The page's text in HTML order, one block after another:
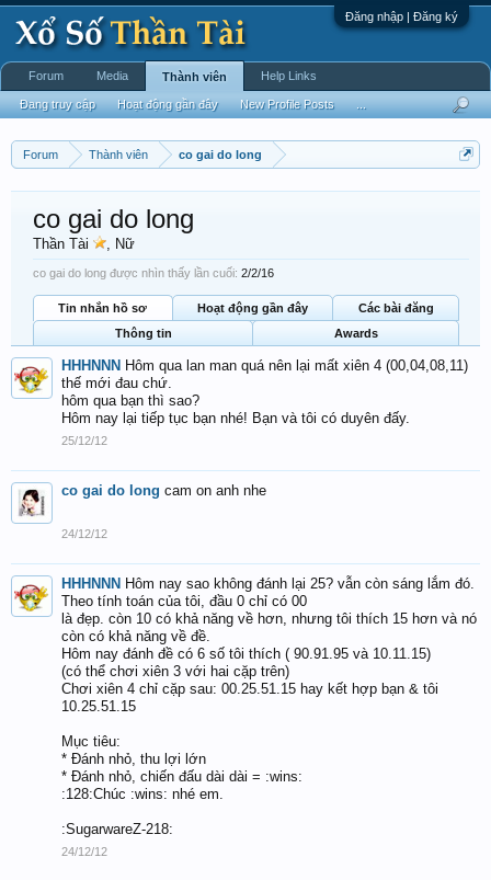
Đăng nhập | Đăng ký
Forum Thành viên co gai do long
co gai do long
Thần Tài , Nữ
co gai do long được nhìn thấy lần cuối: 2/2/16
Tin nhắn hồ sơ Hoạt động gần đây
Các bài đăng
Thông tin
Awards
HHHNNN Hôm qua lan man quá nên lại mất xiên 4 (00,04,08,11)
thế mới đau chứ.
hôm qua bạn thì sao?
Hôm nay lại tiếp tục bạn nhé! Bạn và tôi có duyên đấy.
25/12/12
co gai do long cam on anh nhe
24/12/12
HHHNNN Hôm nay sao không đánh lại 25? vẫn còn sáng lắm đó.
Theo tính toán của tôi, đầu 0 chỉ có 00
là đẹp. còn 10 có khả năng về hơn, nhưng tôi thích 15 hơn và nó
còn có khả năng về đề.
Hôm nay đánh đề có 6 số tôi thích ( 90.91.95 và 10.11.15)
(có thể chơi xiên 3 với hai cặp trên)
Chơi xiên 4 chỉ cặp sau: 00.25.51.15 hay kết hợp bạn & tôi
10.25.51.15
Mục tiêu:
* Đánh nhỏ, thu lợi lớn
* Đánh nhỏ, chiến đấu dài dài = :wins:
:128:Chúc :wins: nhé em.
:SugarwareZ-218:
24/12/12
Forum Media Thành viên
Đang truy cập Hoạt động gần đây New Profile Posts
Help Links